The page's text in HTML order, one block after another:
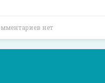
нет